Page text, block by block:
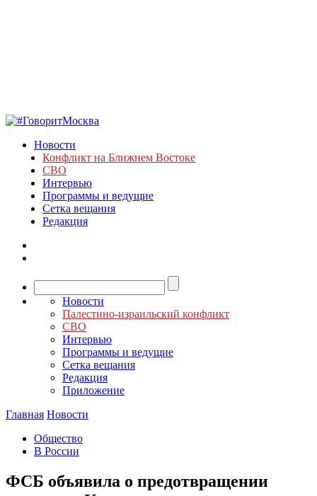
Новости
Конфликт на Ближнем Востоке
СВО
Интервью
Программы и ведущие
Сетка вещания
Редакция
Новости
Палестино-израильский конфликт
СВО
Интервью
Программы и ведущие
Сетка вещания
Редакция
Приложение
Главная Новости
Общество
В России
ФСБ объявила о предотвращении